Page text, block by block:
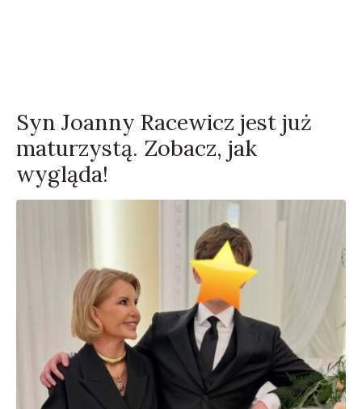
Syn Joanny Racewicz jest już
maturzystą. Zobacz, jak
wygląda!